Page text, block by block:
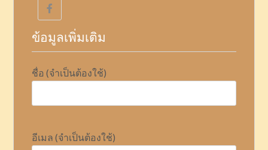
ข้อมูลเพิ่มเติม
ชื่อ (จำเป็นต้องใช้)
อีเมล (จำเป็นต้องใช้)